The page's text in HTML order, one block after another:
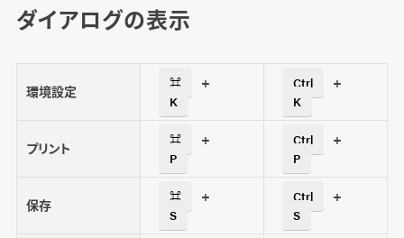
ダイアログの表示
環境設定 ⌘ +
K
Ctrl +
K
プリント ⌘ +
P
Ctrl +
P
保存 ⌘ +
S
Ctrl +
S